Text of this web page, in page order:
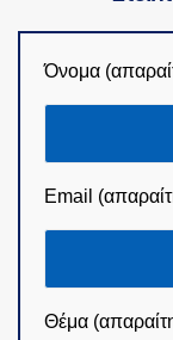
Όνομα
Email
Θέμα